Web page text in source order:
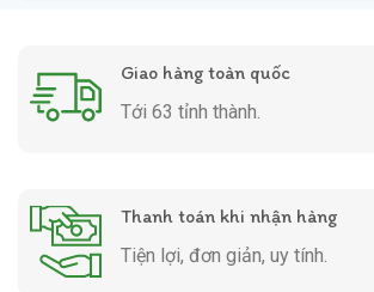
Giao hàng toàn quốc
Tới 63 tỉnh thành.
Thanh toán khi nhận hàng
Tiện lợi, đơn giản, uy tính.